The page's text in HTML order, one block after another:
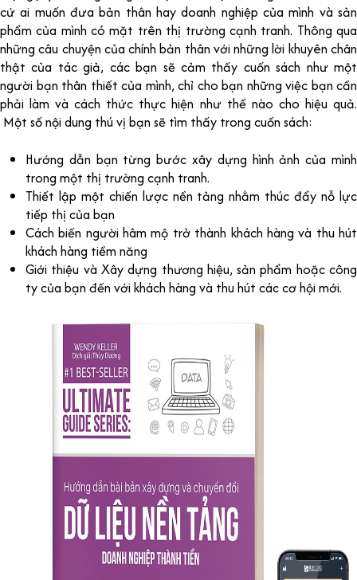
cứ ai muốn đưa bản thân hay doanh nghiệp của mình và sản
phẩm của mình có mặt trên thị trường cạnh tranh. Thông qua
những câu chuyện của chính bản thân với những lời khuyên chân
thật của tác giả, các bạn sẽ cảm thấy cuốn sách như một
người bạn thân thiết của mình, chỉ cho bạn những việc bạn cần
phải làm và cách thức thực hiện như thế nào cho hiệu quả.
Một số nội dung thú vị bạn sẽ tìm thấy trong cuốn sách:
Hướng dẫn bạn từng bước xây dựng hình ảnh của mình
trong một thị trường cạnh tranh.
Thiết lập một chiến lược nền tảng nhằm thúc đẩy nỗ lực
tiếp thị của bạn
Cách biến người hâm mộ trở thành khách hàng và thu hút
khách hàng tiềm năng
Giới thiệu và Xây dựng thương hiệu, sản phẩm hoặc công
ty của bạn đến với khách hàng và thu hút các cơ hội mới.